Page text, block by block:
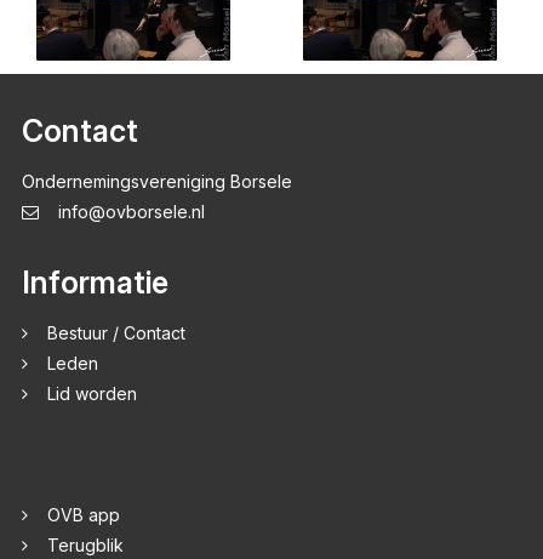
Contact
Ondernemingsvereniging Borsele
info@ovborsele.nl
Informatie
Bestuur / Contact
Leden
Lid worden
OVB app
Terugblik